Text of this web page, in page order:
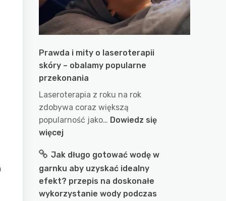
włączyć
do
jadłospisu?
Prawda i mity o laseroterapii
skóry – obalamy popularne
przekonania
Laseroterapia z roku na rok
zdobywa coraz większą
popularność jako… Dowiedz się
więcej:
i
mity
o
laseroterapii
Jak długo gotować wodę w
garnku aby uzyskać idealny
efekt? przepis na doskonałe
wykorzystanie wody podczas